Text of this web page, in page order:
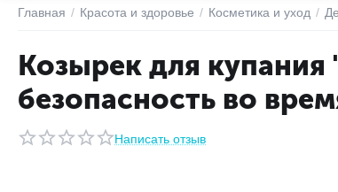
Главная / Красота и здоровье / Косметика и уход /
Козырек для
безопасность во
Написать отзыв